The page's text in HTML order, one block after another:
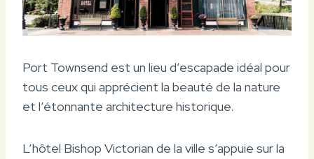
Port Townsend est un lieu d’escapade idéal pour
tous ceux qui apprécient la beauté de la nature
et l’étonnante architecture historique.
L’hôtel Bishop Victorian de la ville s’appuie sur la